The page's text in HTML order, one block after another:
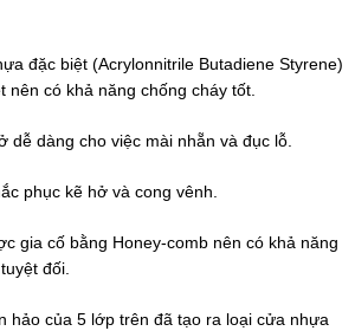
đặc biệt (Acrylonnitrile Butadiene Styrene)
nên có khả năng chống cháy tốt.
dễ dàng cho việc mài nhẵn và đục lỗ.
phục kẽ hở và cong vênh.
gia cố bằng Honey-comb nên có khả năng
đối.
hảo của 5 lớp trên đã tạo ra loại cửa nhựa